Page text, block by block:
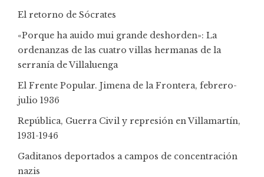
El retorno de Sócrates
«Porque ha auido mui grande deshorden»: La
ordenanzas de las cuatro villas hermanas de la
serranía de Villaluenga
El Frente Popular. Jimena de la Frontera, febrero-
julio 1936
República, Guerra Civil y represión en Villamartín,
1931-1946
Gaditanos deportados a campos de concentración
nazis